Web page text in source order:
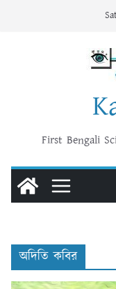
First Bengali
অদিতি কবির